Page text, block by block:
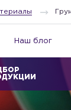
Наш блог